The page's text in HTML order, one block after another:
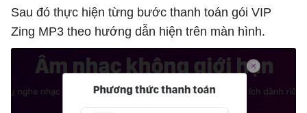
Sau đó thực hiện từng bước thanh toán gói VIP
Zing MP3 theo hướng dẫn hiện trên màn hình.